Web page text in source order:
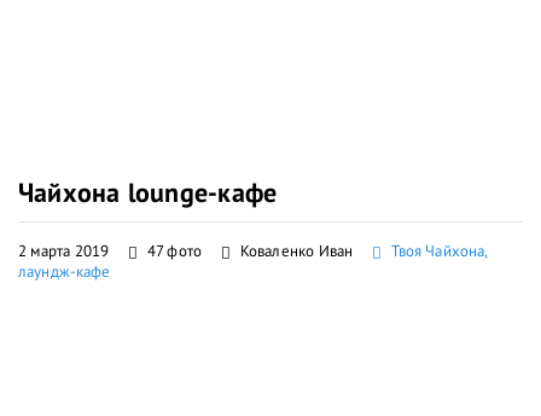
Чайхона lounge-кафе
2 марта 2019 47 фото Коваленко Иван
Твоя Чайхона,
лаундж-кафе